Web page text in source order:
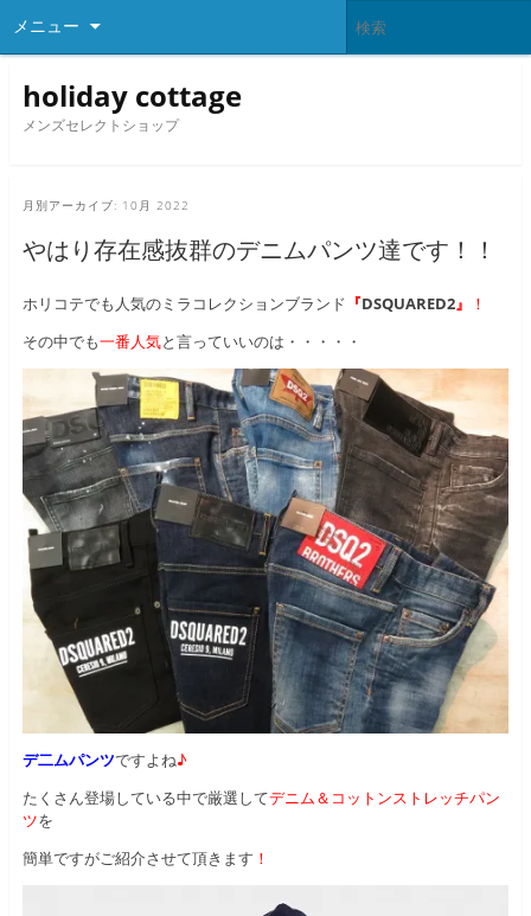
メニュー
holiday cottage
メンズセレクトショップ
月別アーカイブ: 10月 2022
やはり存在感抜群のデニムパンツ達です！！
ホリコテでも人気のミラコレクションブランド 『DSQUARED2』
！
その中でも一番人気と言っていいのは・・・・・
デ二ムパンツですよね♪
たくさん登場している中で厳選してデニム＆コットンストレッチパン
ツを
簡単ですがご紹介させて頂きます ！